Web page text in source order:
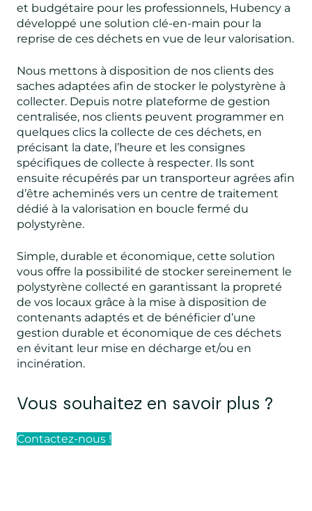
et budgétaire pour les professionnels, Hubency a
développé une solution clé-en-main pour la
reprise de ces déchets en vue de leur valorisation.
Nous mettons à disposition de nos clients des
saches adaptées afin de stocker le polystyrène à
collecter. Depuis notre plateforme de gestion
centralisée, nos clients peuvent programmer en
quelques clics la collecte de ces déchets, en
précisant la date, l’heure et les consignes
spécifiques de collecte à respecter. Ils sont
ensuite récupérés par un transporteur agrées afin
d’être acheminés vers un centre de traitement
dédié à la valorisation en boucle fermé du
polystyrène.
Simple, durable et économique, cette solution
vous offre la possibilité de stocker sereinement le
polystyrène collecté en garantissant la propreté
de vos locaux grâce à la mise à disposition de
contenants adaptés et de bénéficier d’une
gestion durable et économique de ces déchets
en évitant leur mise en décharge et/ou en
incinération.
Vous souhaitez en savoir plus ?
Contactez-nous !